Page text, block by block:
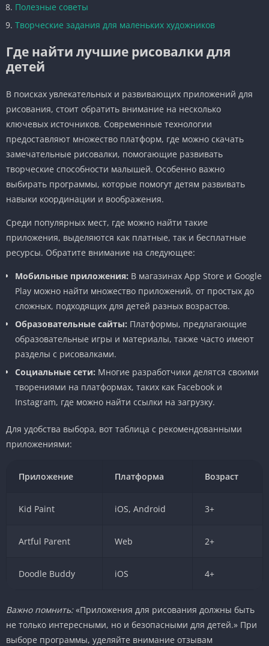
Полезные советы
Творческие задания для маленьких художников
Где найти лучшие рисовалки для
детей
В поисках увлекательных и развивающих приложений для
рисования, стоит обратить внимание на несколько
ключевых источников. Современные технологии
предоставляют множество платформ, где можно скачать
замечательные рисовалки, помогающие развивать
творческие способности малышей. Особенно важно
выбирать программы, которые помогут детям развивать
навыки координации и воображения.
Среди популярных мест, где можно найти такие
приложения, выделяются как платные, так и бесплатные
ресурсы. Обратите внимание на следующее:
Мобильные приложения: В магазинах App Store и Google
Play можно найти множество приложений, от простых до
сложных, подходящих для детей разных возрастов.
Образовательные сайты: Платформы, предлагающие
образовательные игры и материалы, также часто имеют
разделы с рисовалками.
Социальные сети: Многие разработчики делятся своими
творениями на платформах, таких как Facebook и
Instagram, где можно найти ссылки на загрузку.
Для удобства выбора, вот таблица с рекомендованными
приложениями:
Приложение Платформа Возраст
Kid Paint iOS, Android 3+
Artful Parent Web 2+
Doodle Buddy iOS 4+
Важно помнить:«Приложения для рисования должны быть
не только интересными, но и безопасными для детей.» При
выборе программы, уделяйте внимание отзывам